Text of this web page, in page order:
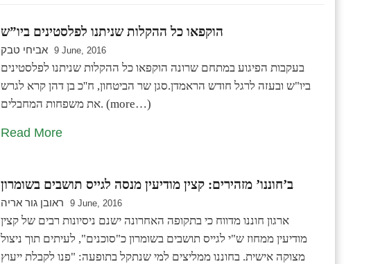
הוקפאו כל ההקלות שניתנו לפלסטינים ביו”ש
אביחי טבק 9 June, 2016
בעקבות הפיגוע במתחם שרונה הוקפאו כל ההקלות שניתנו לפלסטינים
ביו"ש ובעזה לרגל חודש הראמדן.סגן שר הביטחון, ח''כ בן דהן קרא לגרש
את משפחות המחבלים. (more…)
Read More
ב’חוננו’ מזהירים: קצין מודיעין מנסה לגייס תושבים בשומרון
ראובן גור אריה 9 June, 2016
ארגון חוננו מדווח כי בתקופה האחרונה ישנם ניסיונות רבים של קצין
מודיעין ממחוז ש"י לגייס תושבים בשומרון כ"סוכנים", לעיתים תוך ניצול
מצוקה אישית. בחוננו ממליצים למי שנתקל בתופעה: "פנו לקבלת ייעוץ